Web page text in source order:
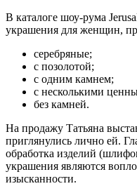
В каталоге шоу-рума
украшения для женщин,
серебряные;
с позолотой;
с одним камнем;
с несколькими
без камней.
На продажу Татьяна
приглянулись лично ей.
обработка изделий
украшения являются
изысканности.